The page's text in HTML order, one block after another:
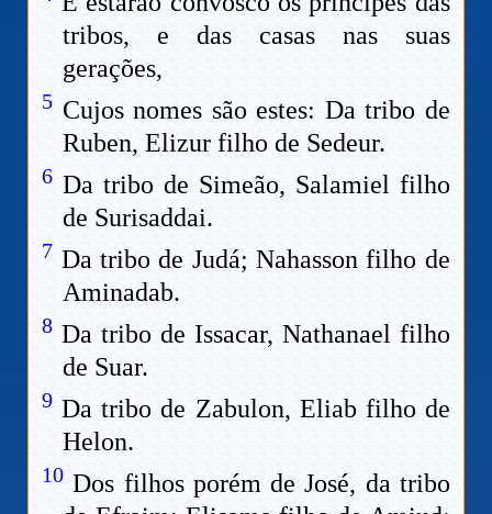
tribos, e das casas nas suas
gerações,
5 Cujos nomes são estes: Da tribo de
Ruben, Elizur filho de Sedeur.
6 Da tribo de Simeão, Salamiel filho
de Surisaddai.
7 Da tribo de Judá; Nahasson filho de
Aminadab.
8 Da tribo de Issacar, Nathanael filho
de Suar.
9 Da tribo de Zabulon, Eliab filho de
Helon.
10 Dos filhos porém de José, da tribo